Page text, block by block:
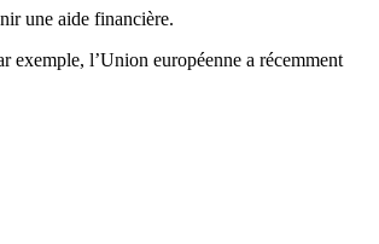
une aide financière.
exemple, l’Union européenne a récemment